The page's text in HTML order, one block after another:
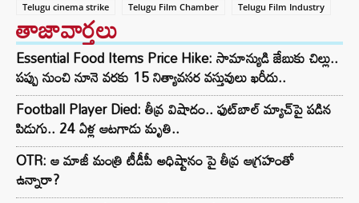
Telugu cinema strike
Telugu Film Chamber Telugu Film Industry
తాజావార్తలు
Essential Food Items Price Hike: సామాన్యుడి జేబుకు చిల్లు..
పప్పు నుంచి నూనె వరకు 15 నిత్యావసర వస్తువులు ఖరీదు..
Football Player Died: తీవ్ర విషాదం.. ఫుట్‌బాల్ మ్యాచ్‌పై పడిన
పిడుగు.. 24 ఏళ్ల ఆటగాడు మృతి..
OTR: ఆ మాజీ మంత్రి టీడీపీ అధిష్టానం పై తీవ్ర ఆగ్రహంతో
ఉన్నారా?